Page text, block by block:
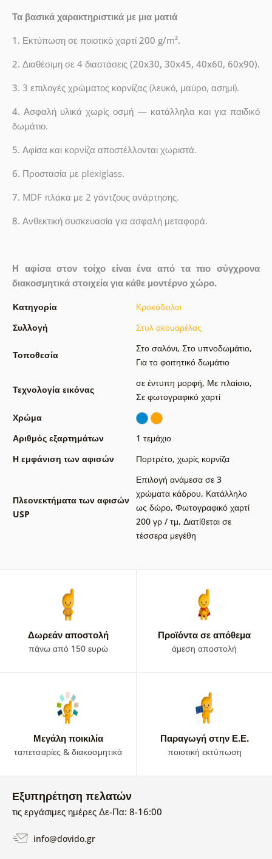
Τα βασικά χαρακτηριστικά με μια ματιά
1. Εκτύπωση σε ποιοτικό χαρτί200 g/m².
2. Διαθέσιμη σε 4 διαστάσεις (20x30, 30x45, 40x60, 60x90).
3. 3 επιλογές χρώματος κορνίζας (λευκό, μαύρο, ασημί).
4.Ασφαλή υλικά χωρίς οσμή — κατάλληλα και για παιδικό
δωμάτιο.
5. Αφίσα και κορνίζα αποστέλλονται χωριστά.
6. Προστασία με plexiglass.
7. MDF πλάκα με 2 γάντζους ανάρτησης.
8. Ανθεκτική συσκευασία για ασφαλή μεταφορά.
Η αφίσα στον τοίχο είναι ένα από τα πιο σύγχρονα
διακοσμητικά στοιχεία για κάθε μοντέρνο χώρο.
Κατηγορία
Κροκόδειλοι
Συλλογή
Στυλ ακουαρέλας
Τοποθεσία
Στο σαλόνι, Στο υπνοδωμάτιο,
Για το φοιτητικό δωμάτιο
Τεχνολογία εικόνας
σε έντυπη μορφή, Με πλαίσιο,
Σε φωτογραφικό χαρτί
Χρώμα
Αριθμός εξαρτημάτων
1 τεμάχιο
Η εμφάνιση των αφισών
Πορτρέτο, χωρίς κορνίζα
Πλεονεκτήματα των αφισών
USP
Επιλογή ανάμεσα σε 3
χρώματα κάδρου, Κατάλληλο
ως δώρο, Φωτογραφικό χαρτί
200 γρ / τμ, Διατίθεται σε
τέσσερα μεγέθη
Δωρεάν αποστολή
πάνω από 150 ευρώ
Προϊόντα σε απόθεμα
άμεση αποστολή
Μεγάλη ποικιλία
ταπετσαρίες & διακοσμητικά
Παραγωγή στην Ε.Ε.
ποιοτική εκτύπωση
Εξυπηρέτηση πελατών
τις εργάσιμες ημέρες Δε-Πα: 8-16:00
info@dovido.gr